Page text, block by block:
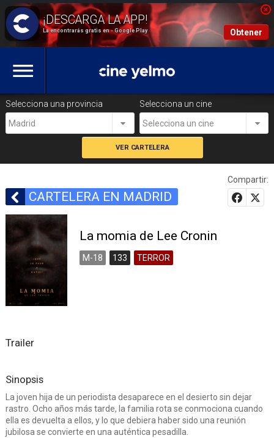
La encontrarás gratis en - Google Play Obtener
Selecciona una provincia
Madrid
Selecciona un cine
Selecciona un cine
CARTELERA EN MADRID
Compartir:
La momia de Lee Cronin
M-18 133 TERROR
Trailer
Sinopsis
La joven hija de un periodista desaparece en el desierto sin dejar
rastro. Ocho años más tarde, la familia rota se conmociona cuando
ella es devuelta a ellos, y lo que debiera haber sido una reunión
jubilosa se convierte en una auténtica pesadilla.